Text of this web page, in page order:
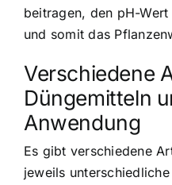
beitragen, den pH-
und somit das
Verschiedene
Düngemitteln
Anwendung
Es gibt verschiedene
jeweils